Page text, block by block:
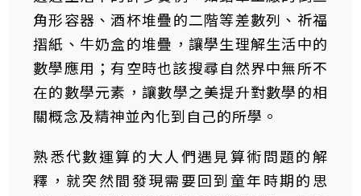
角形容器、酒杯堆疊的二階等差數列、祈福
摺紙、牛奶盒的堆疊，讓學生理解生活中的
數學應用；有空時也該搜尋自然界中無所不
在的數學元素，讓數學之美提升對數學的相
關概念及精神並內化到自己的所學。
熟悉代數運算的大人們遇見算術問題的解
釋，就突然間發現需要回到童年時期的思